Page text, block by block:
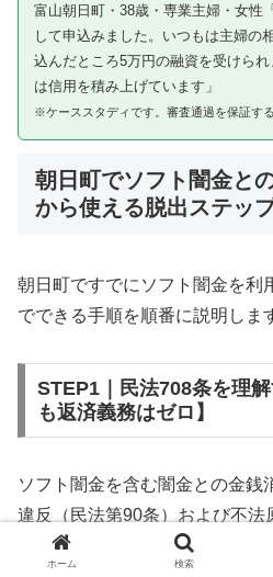
富山朝日町・38歳・専業主婦・女性
して申込みました。いつもは主婦の
込んだところ5万円の融資を受けら
は信用を積み上げています」
※ケーススタディです。審査通過を保証す
朝日町でソフト闇金と
から使える脱出ステッ
朝日町ですでにソフト闇金を利
でできる手順を順番に説明しま
STEP1｜民法708条を理
も返済義務はゼロ】
ソフト闇金を含む闇金との金銭
違反（民法第90条）および不法
に該当するため、法的には無効
ホーム 検索